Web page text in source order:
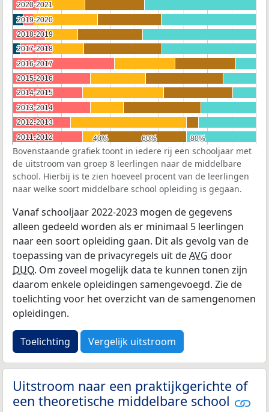
40%
40% 60%
60% 80%
80%
2020-2021
2020-2021
2019-2020
2019-2020
2018-2019
2018-2019
2017-2018
2017-2018
2016-2017
2016-2017
2015-2016
2015-2016
2014-2015
2014-2015
2013-2014
2013-2014
2012-2013
2012-2013
2011-2012
2011-2012
Bovenstaande grafiek toont in iedere rij een schooljaar met
de uitstroom van groep 8 leerlingen naar de middelbare
school. Hierbij is te zien hoeveel procent van de leerlingen
naar welke soort middelbare school opleiding is gegaan.
Vanaf schooljaar 2022-2023 mogen de gegevens
alleen gedeeld worden als er minimaal 5 leerlingen
naar een soort opleiding gaan. Dit als gevolg van de
toepassing van de privacyregels uit deAVG door
DUO. Om zoveel mogelijk data te kunnen tonen zijn
daarom enkele opleidingen samengevoegd. Zie de
toelichting voor het overzicht van de samengenomen
opleidingen.
Toelichting Vergelijk uitstroom
Uitstroom naar een praktijkgerichte of
een theoretische middelbare school